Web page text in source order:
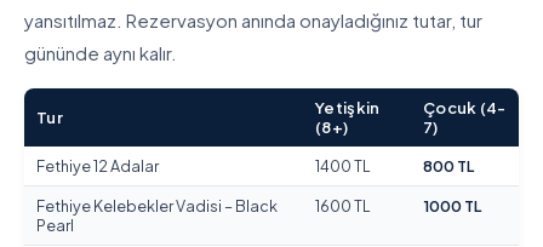
yansıtılmaz. Rezervasyon anında onayladığınız tutar, tur
gününde aynı kalır.
Tur
Yetişkin
(8+)
Çocuk (4-
7)
Fethiye 12 Adalar
1400 TL 800 TL
Fethiye Kelebekler Vadisi – Black
Pearl
1600 TL 1000 TL